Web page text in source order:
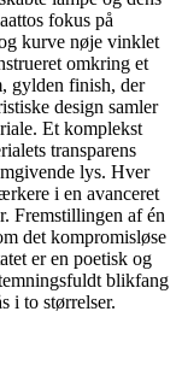
fokus på
kurve nøje vinklet
omkring et
gylden finish, der
design samler
Et komplekst
transparens
lys. Hver
i en avanceret
Fremstillingen af én
det kompromisløse
er en poetisk og
blikfang
i to størrelser.